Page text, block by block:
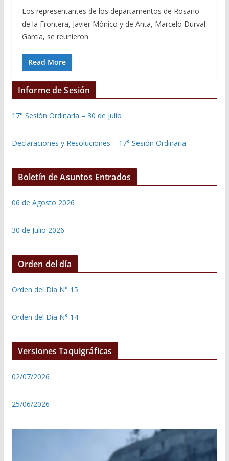
Los representantes de los departamentos de Rosario
de la Frontera, Javier Mónico y de Anta, Marcelo Durval
García, se reunieron
Read More
Informe de Sesión
17° Sesión Ordinaria – 30 de julio
Declaraciones y Resoluciones – 17° Sesión Ordinaria
Boletín de Asuntos Entrados
06 de Agosto 2026
30 de Julio 2026
Orden del día
Orden del Día N° 15
Orden del Día N° 14
Versiones Taquigráficas
02/07/2026
25/06/2026